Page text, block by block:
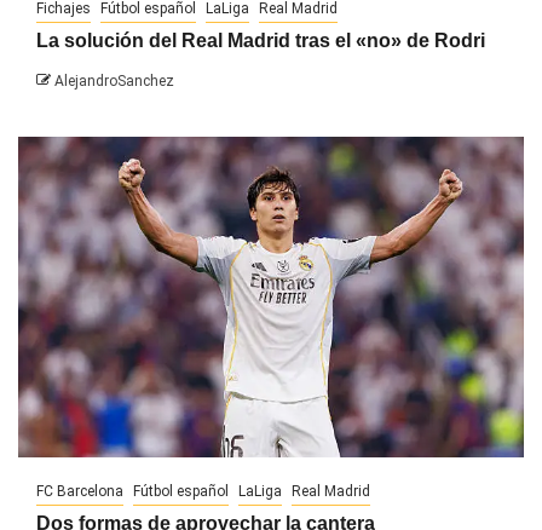
Fichajes Fútbol español LaLiga Real Madrid
La solución del Real Madrid tras el «no» de Rodri
AlejandroSanchez
FC Barcelona Fútbol español LaLiga Real Madrid
Dos formas de aprovechar la cantera